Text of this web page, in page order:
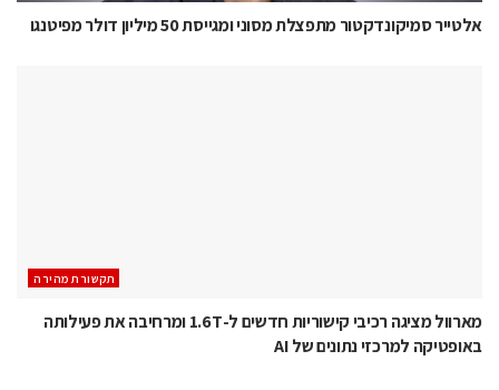
אלטייר סמיקונדקטור מתפצלת מסוני ומגייסת 50 מיליון דולר מפיטנגו
תקשורת מהירה
מארוול מציגה רכיבי קישוריות חדשים ל-1.6T ומרחיבה את פעילותה
באופטיקה למרכזי נתונים של AI